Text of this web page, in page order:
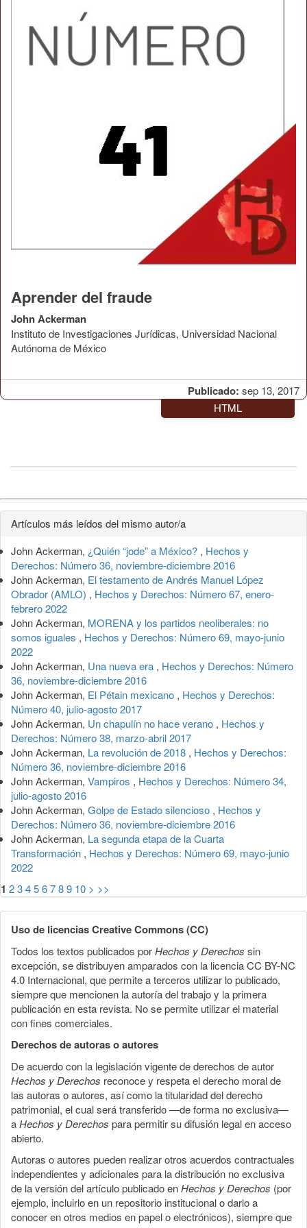
Publicado: sep 13, 2017
Aprender del fraude
John Ackerman
Instituto de Investigaciones Jurídicas, Universidad Nacional
Autónoma de México
HTML
Detalles
del
artículo
Artículos más leídos del mismo autor/a
John Ackerman, ¿Quién “jode” a México? , Hechos y
Derechos: Número 36, noviembre-diciembre 2016
John Ackerman, El testamento de Andrés Manuel López
Obrador (AMLO) , Hechos y Derechos: Número 67, enero-
febrero 2022
John Ackerman, MORENA y los partidos neoliberales: no
somos iguales , Hechos y Derechos: Número 69, mayo-junio
2022
John Ackerman, Una nueva era , Hechos y Derechos: Número
36, noviembre-diciembre 2016
John Ackerman, El Pétain mexicano , Hechos y Derechos:
Número 40, julio-agosto 2017
John Ackerman, Un chapulín no hace verano , Hechos y
Derechos: Número 38, marzo-abril 2017
John Ackerman, La revolución de 2018 , Hechos y Derechos:
Número 36, noviembre-diciembre 2016
John Ackerman, Vampiros , Hechos y Derechos: Número 34,
julio-agosto 2016
John Ackerman, Golpe de Estado silencioso , Hechos y
Derechos: Número 36, noviembre-diciembre 2016
John Ackerman, La segunda etapa de la Cuarta
Transformación , Hechos y Derechos: Número 69, mayo-junio
2022
1 23456789 10 > >>
Uso de licencias Creative Commons (CC)
Todos los textos publicados porHechos y Derechos sin
excepción, se distribuyen amparados con la licencia CC BY-NC
4.0 Internacional, que permite a terceros utilizar lo publicado,
siempre que mencionen la autoría del trabajo y la primera
publicación en esta revista. No se permite utilizar el material
con fines comerciales.
Derechos de autoras o autores
De acuerdo con la legislación vigente de derechos de autor
Hechos y Derechos reconoce y respeta el derecho moral de
las autoras o autores, así como la titularidad del derecho
patrimonial, el cual será transferido —de forma no exclusiva—
aHechos y Derechos para permitir su difusión legal en acceso
abierto.
Autoras o autores pueden realizar otros acuerdos contractuales
independientes y adicionales para la distribución no exclusiva
de la versión del artículo publicado enHechos y Derechos (por
ejemplo, incluirlo en un repositorio institucional o darlo a
conocer en otros medios en papel o electrónicos), siempre que